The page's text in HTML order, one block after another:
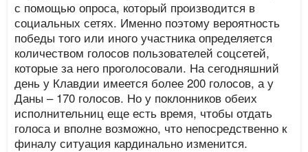
с помощью опроса, который производится в
социальных сетях. Именно поэтому вероятность
победы того или иного участника определяется
количеством голосов пользователей соцсетей,
которые за него проголосовали. На сегодняшний
день у Клавдии имеется более 200 голосов, а у
Даны – 170 голосов. Но у поклонников обеих
исполнительниц еще есть время, чтобы отдать
голоса и вполне возможно, что непосредственно к
финалу ситуация кардинально изменится.